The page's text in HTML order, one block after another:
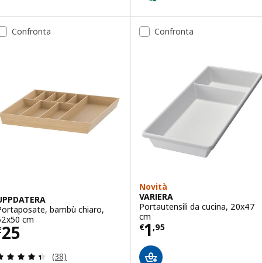
Confronta
bambù chiaro,
cm
25 € 25
Recensione: 4.4 fuori da 5 stelle. Totale
(38)
Confronta
Novità
VARIERA
Portautensili da cucina, 20x47
cm
€1,95
Prezzo € 1,95